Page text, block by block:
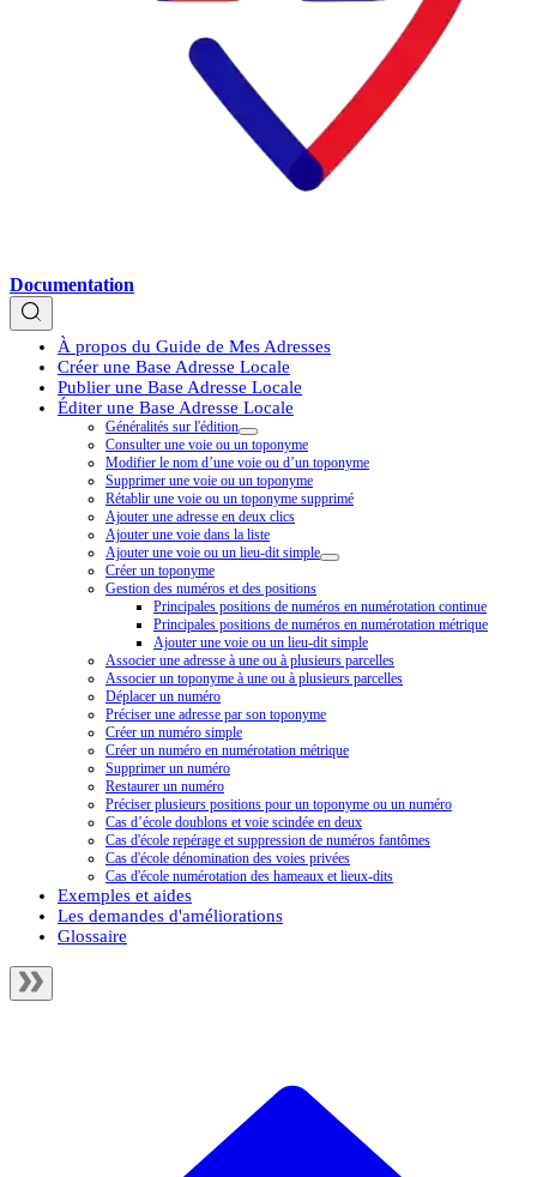
Documentation
À propos du Guide de Mes Adresses
Créer une Base Adresse Locale
Publier une Base Adresse Locale
Éditer une Base Adresse Locale
Généralités sur l'édition
Consulter une voie ou un toponyme
Modifier le nom d’une voie ou d’un toponyme
Supprimer une voie ou un toponyme
Rétablir une voie ou un toponyme supprimé
Ajouter une adresse en deux clics
Ajouter une voie dans la liste
Ajouter une voie ou un lieu-dit simple
Créer un toponyme
Gestion des numéros et des positions
Principales positions de numéros en numérotation continue
Principales positions de numéros en numérotation métrique
Ajouter une voie ou un lieu-dit simple
Associer une adresse à une ou à plusieurs parcelles
Associer un toponyme à une ou à plusieurs parcelles
Déplacer un numéro
Préciser une adresse par son toponyme
Créer un numéro simple
Créer un numéro en numérotation métrique
Supprimer un numéro
Restaurer un numéro
Préciser plusieurs positions pour un toponyme ou un numéro
Cas d’école doublons et voie scindée en deux
Cas d'école repérage et suppression de numéros fantômes
Cas d'école dénomination des voies privées
Cas d'école numérotation des hameaux et lieux-dits
Exemples et aides
Les demandes d'améliorations
Glossaire